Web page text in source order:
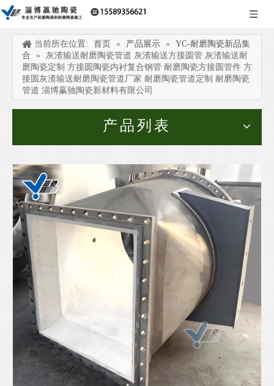
当前所在位置: 首页 » 产品展示 »
YC-耐磨陶瓷新品集
合
»
灰渣输送耐磨陶瓷管道 灰渣输送方接圆管 灰渣输送耐
磨陶瓷定制 方接圆陶瓷内衬复合钢管 耐磨陶瓷方接圆管件 方
接圆灰渣输送耐磨陶瓷管道厂家 耐磨陶瓷管道定制 耐磨陶瓷
管道 淄博赢驰陶瓷新材料有限公司
产品列表